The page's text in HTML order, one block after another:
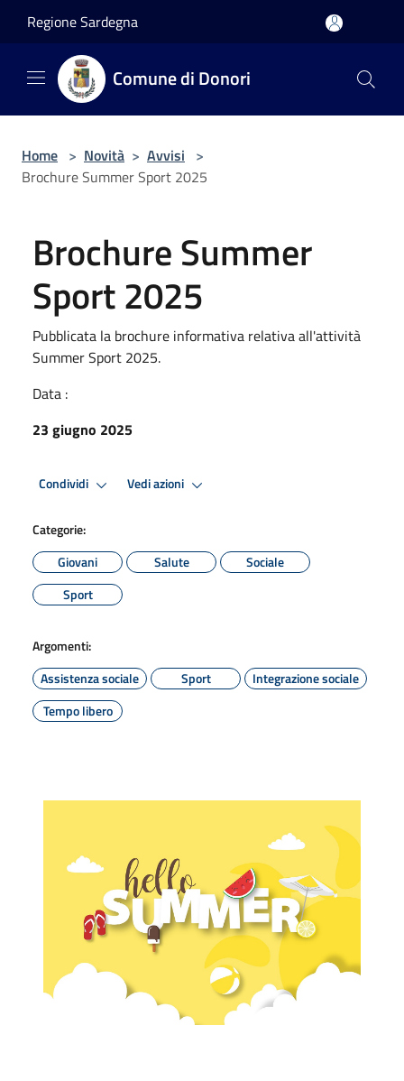
Regione Sardegna
Comune di Donori
Home > Novità > Avvisi >
Brochure Summer Sport 2025
Brochure Summer
Sport 2025
Pubblicata la brochure informativa relativa all'attività
Summer Sport 2025.
Data :
23 giugno 2025
Condividi Vedi azioni
Categorie:
Giovani
Salute
Sociale
Sport
Argomenti:
Assistenza sociale
Sport
Integrazione sociale
Tempo libero